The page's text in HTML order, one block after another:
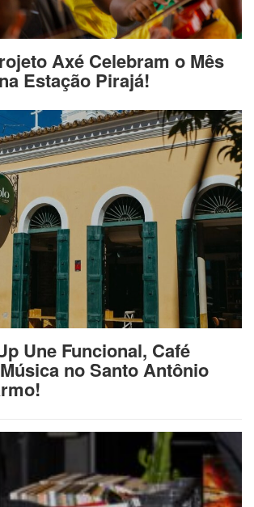
Axé Celebram o Mês
Estação Pirajá!
Une Funcional, Café
no Santo Antônio